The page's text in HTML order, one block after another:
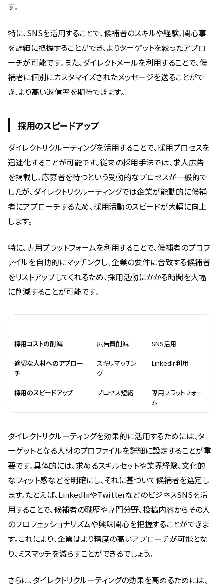
す。
特に、SNSを活用することで、候補者のスキルや経験、関心事
を詳細に把握することができ、よりターゲットを絞ったアプロ
ーチが可能です。また、ダイレクトメールを利用することで、候
補者に個別にカスタマイズされたメッセージを送ることがで
き、より高い返信率を期待できます。
採用のスピードアップ
ダイレクトリクルーティングを活用することで、採用プロセスを
迅速化することが可能です。従来の採用手法では、求人広告
を掲載し、応募者を待つという受動的なプロセスが一般的で
したが、ダイレクトリクルーティングでは企業が能動的に候補
者にアプローチするため、採用活動のスピードが大幅に向上
します。
特に、専用プラットフォームを利用することで、候補者のプロフ
ァイルを自動的にマッチングし、企業の要件に合致する候補者
をリストアップしてくれるため、採用活動にかかる時間を大幅
に削減することが可能です。
採用コストの削減 広告費削減 SNS活用
適切な人材へのアプロー
チ
スキルマッチン
グ
LinkedIn利用
採用のスピードアップ プロセス短縮
専用プラットフォー
ム
ダイレクトリクルーティングを効果的に活用するためには、タ
ーゲットとなる人材のプロファイルを詳細に設定することが重
要です。具体的には、求めるスキルセットや業界経験、文化的
なフィット感などを明確にし、それに基づいて候補者を選定し
ます。たとえば、LinkedInやTwitterなどのビジネスSNSを活
用することで、候補者の職歴や専門分野、投稿内容からその人
のプロフェッショナリズムや興味関心を把握することができま
す。これにより、企業はより精度の高いアプローチが可能とな
り、ミスマッチを減らすことができるでしょう。
さらに、ダイレクトリクルーティングの効果を高めるためには、